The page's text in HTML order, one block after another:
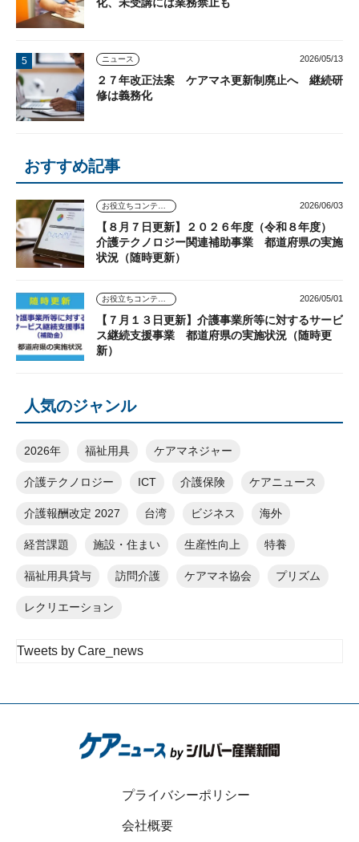
化、未受講には業務禁止も
ニュース 2026/05/13
２７年改正法案 ケアマネ更新制廃止へ 継続研
修は義務化
おすすめ記事
お役立ちコンテンツ 2026/06/03
【８月７日更新】２０２６年度（令和８年度）
介護テクノロジー関連補助事業 都道府県の実施
状況（随時更新）
お役立ちコンテンツ 2026/05/01
【７月１３日更新】介護事業所等に対するサービ
ス継続支援事業 都道府県の実施状況（随時更
新）
人気のジャンル
2026年 福祉用具 ケアマネジャー
介護テクノロジー ICT 介護保険 ケアニュース
介護報酬改定 2027 台湾 ビジネス 海外
経営課題 施設・住まい 生産性向上 特養
福祉用具貸与 訪問介護 ケアマネ協会 プリズム
レクリエーション
Tweets by Care_news
プライバシーポリシー
会社概要